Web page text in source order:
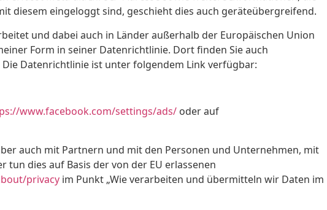
diesem eingeloggt sind, geschieht dies auch geräteübergreifend.
und dabei auch in Länder außerhalb der Europäischen Union
Form in seiner Datenrichtlinie. Dort finden Sie auch
Datenrichtlinie ist unter folgendem Link verfügbar:
www.facebook.com/settings/ads/ oder auf
auch mit Partnern und mit den Personen und Unternehmen, mit
dies auf Basis der von der EU erlassenen
privacy im Punkt „Wie verarbeiten und übermitteln wir Daten im